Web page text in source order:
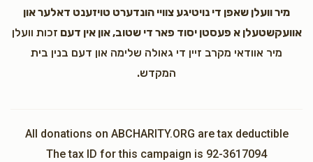
מיר וועלן שאפן די נויטיגע צוויי הונדערט טויזענט דאלער און
אוועקשטעלן א פעסטן יסוד פאר די שטוב, און אין דעם זכות וועלן
מיר אוודאי מקרב זיין די גאולה שלימה און דעם בנין בית
המקדש.
All donations on ABCHARITY.ORG are tax deductible
The tax ID for this campaign is 92-3617094